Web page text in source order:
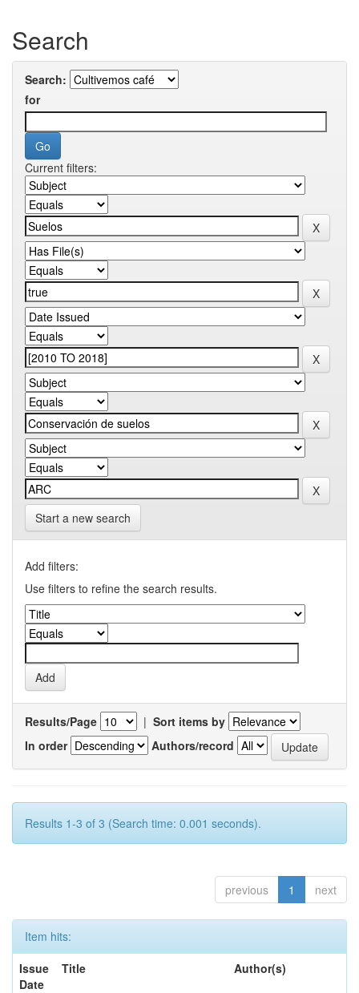
Search
Search:
for
Current filters:
Start a new search
Add filters:
Use filters to refine the search results.
Results/Page | Sort items by
In order
Authors/record
Results 1-3 of 3 (Search time: 0.001 seconds).
previous 1 next
Item hits:
Issue
Date
Title Author(s)